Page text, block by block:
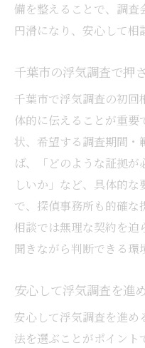
千葉市の浮気
を解説
体制
寄り添い型の
ット
信頼関係を築
初めての浮気
流れ
千葉市で浮気
浮気調査初心
順
千葉市での浮
備を整えることで、調
円滑になり、安心して相
千葉市の浮気調査で押
千葉市で浮気調査の初回
体的に伝えることが重
状、希望する調査期間・
ば、「どのような証拠
しいか」など、具体的
で、探偵事務所も的確な
相談では無理な契約を迫
聞きながら判断できる環
安心して浮気調査を進
安心して浮気調査を進
法を選ぶことがポイント